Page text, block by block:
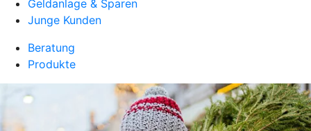
Geldanlage & Sparen
Junge Kunden
Beratung
Produkte